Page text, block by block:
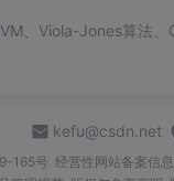
、Viola-Jones算法
kefu@csdn.net
165号 经营性网站备案信息